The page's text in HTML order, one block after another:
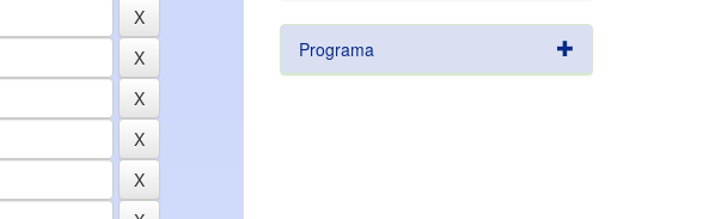
Programa